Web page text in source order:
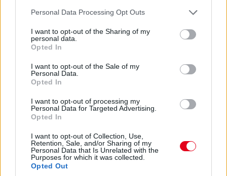
Please note that this website/app uses one or more Google
not limited to your visit or usage behaviour. You may click to
grant or deny consent to Google and its third-party tags to
use your data for below specified purposes in below Google
consent section.
Personal Data Processing Opt Outs
I want to opt-out of the Sharing of my
personal data.
Opted In
I want to opt-out of the Sale of my
Personal Data.
Opted In
I want to opt-out of processing my
Personal Data for Targeted Advertising.
Opted In
I want to opt-out of Collection, Use,
Retention, Sale, and/or Sharing of my
Personal Data that Is Unrelated with the
Purposes for which it was collected.
Opted Out
„Nem tudom, a többiekkel mi a helyzet, de az biztos, hogy egy
ponton döntést kell hoznunk, hogyan egyensúlyozunk az idei és
a jövő év között. Arra számítok, hogy ez hamarabb meg fog
történni, mint tavaly. Szóval főleg a szabályzat fényében
rengeteg fejlesztést hoztunk mostanáig, hogy próbáljuk
korrigálni azt a hatalmas hátrányt, amivel eleinte rendelkeztünk.
folytatni, mindenesetre meglátjuk, mi a legjobb módja annak,
hogy ledolgozzuk ezt az utolsó három tizedmásodpercet.”